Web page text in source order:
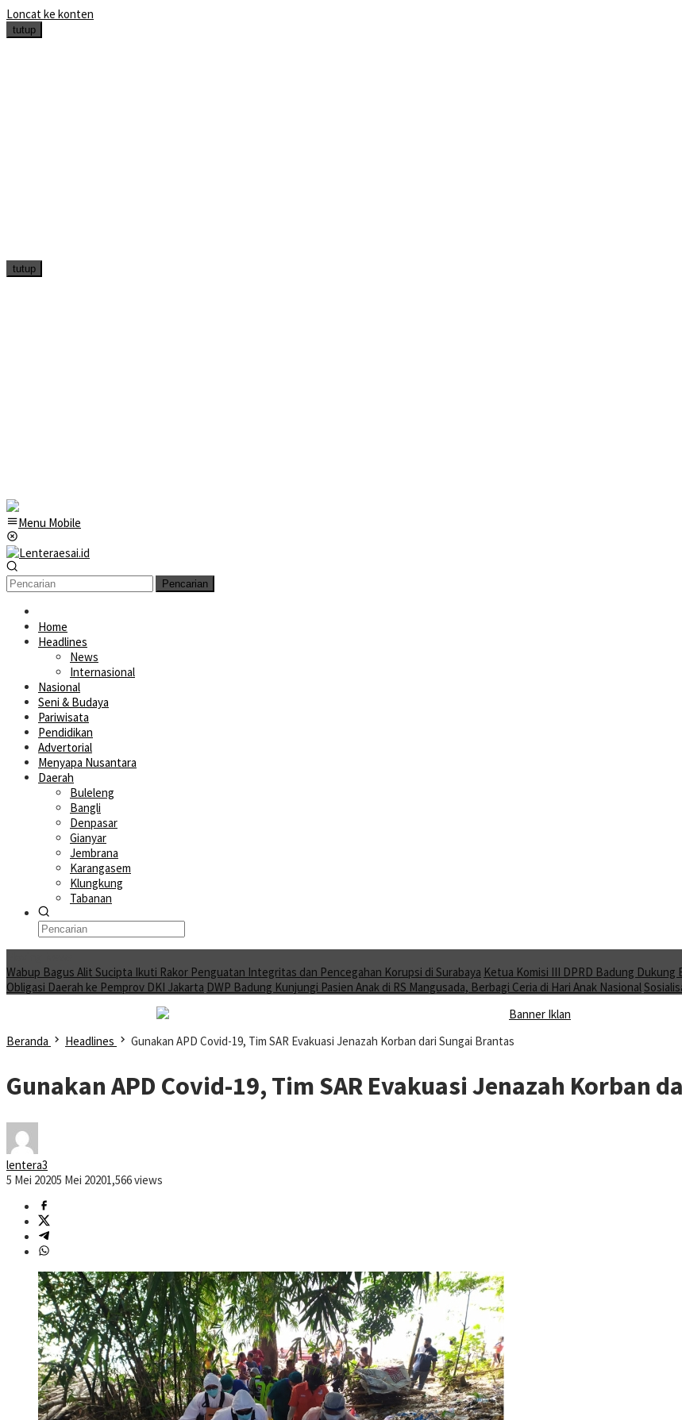
Loncat ke konten
tutup
tutup
Menu Mobile
Pencarian
Home
Headlines
News
Internasional
Nasional
Seni & Budaya
Pariwisata
Pendidikan
Advertorial
Menyapa Nusantara
Daerah
Buleleng
Bangli
Denpasar
Gianyar
Jembrana
Karangasem
Klungkung
Tabanan
Wabup Bagus Alit Sucipta Ikuti Rakor Penguatan Integritas dan Pencegahan Korupsi di Surabaya Ketua Komisi III DPRD Badung
Obligasi Daerah ke Pemprov DKI Jakarta DWP Badung Kunjungi Pasien Anak di RS Mangusada, Berbagi Ceria di Hari Anak Nasional
Beranda Headlines Gunakan APD Covid-19, Tim SAR Evakuasi Jenazah Korban dari Sungai Brantas
Gunakan APD Covid-19, Tim SAR Evakuasi Jenazah Korban
lentera3
5 Mei 20205 Mei 20201,566 views